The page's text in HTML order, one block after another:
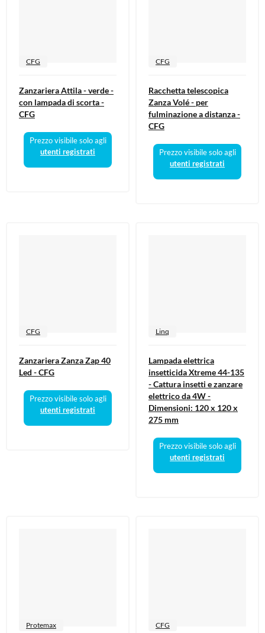
CFG
Zanzariera Attila - verde -
con lampada di scorta -
CFG
Prezzo visibile solo agli
utenti registrati
CFG
Racchetta telescopica
Zanza Volé - per
fulminazione a distanza -
CFG
Prezzo visibile solo agli
utenti registrati
CFG
Zanzariera Zanza Zap 40
Led - CFG
Prezzo visibile solo agli
utenti registrati
Linq
Lampada elettrica
insetticida Xtreme 44-135
- Cattura insetti e zanzare
elettrico da 4W -
Dimensioni: 120 x 120 x
275 mm
Prezzo visibile solo agli
utenti registrati
Protemax CFG